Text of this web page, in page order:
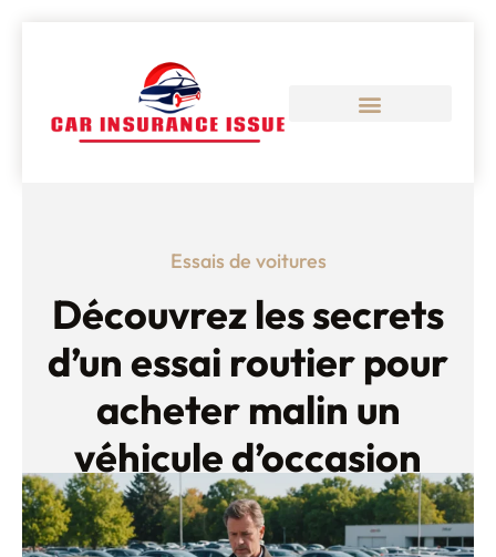
Essais de voitures
Découvrez les secrets
d’un essai routier pour
acheter malin un
véhicule d’occasion